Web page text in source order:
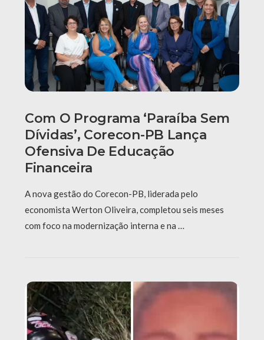
Com O Programa ‘Paraíba Sem
Dívidas’, Corecon-PB Lança
Ofensiva De Educação
Financeira
A nova gestão do Corecon-PB, liderada pelo
economista Werton Oliveira, completou seis meses
com foco na modernização interna e na …